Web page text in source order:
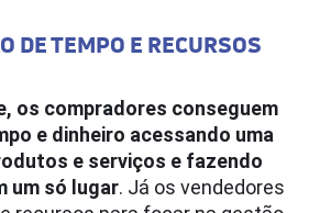
DE TEMPO E RECURSOS
os compradores conseguem
e dinheiro acessando uma
e serviços e fazendo
um só lugar. Já os vendedores